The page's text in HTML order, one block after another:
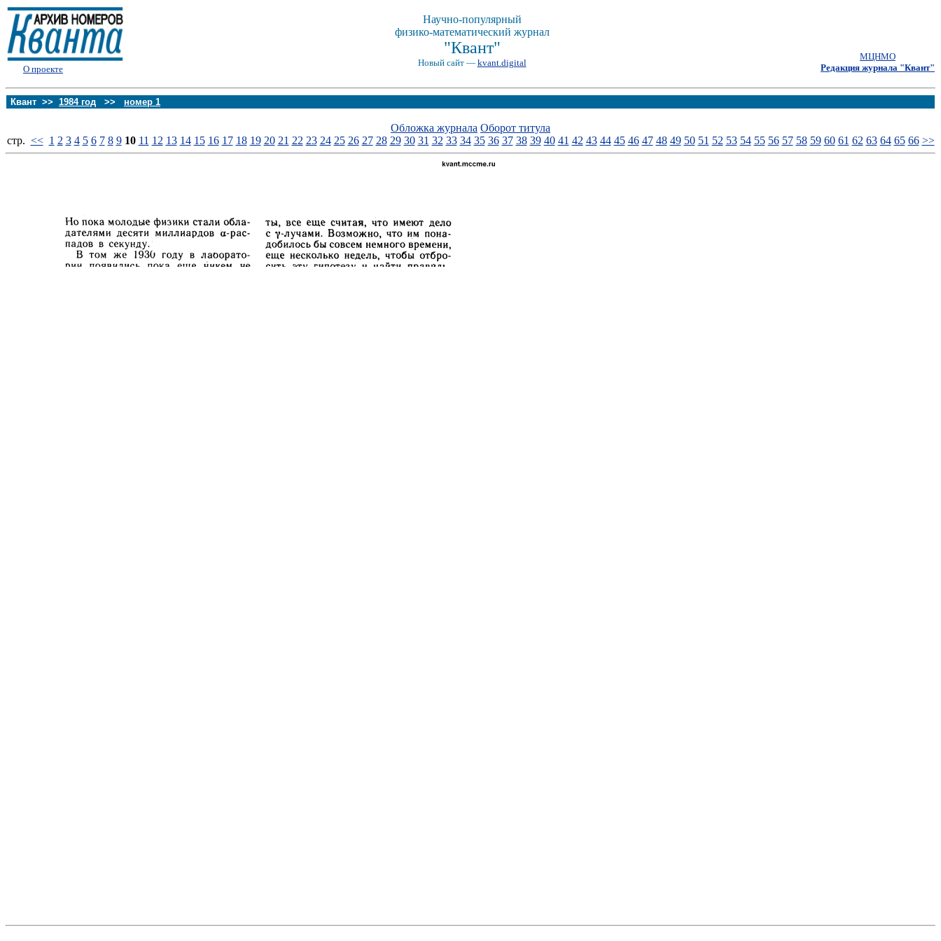
О проекте
Научно-популярный
физико-математический журнал
"Квант"
Новый сайт — kvant.digital
МЦНМО
Редакция журнала "Квант"
Квант >> 1984 год >> номер 1
Обложка журнала Оборот титула
стp. << 1 2 3 4 5 6 7 8 9 10 11 12 13 14 15 16 17 18 19 20 21 22 23 24 25 26 27 28 29 30 31 32 33 34 35 36 37 38 39 40 41 42 43 44 45 46 47 48 49 50 51 52 53 54 55 56 57 58 59 60 61 62 63 64 65 66 >>